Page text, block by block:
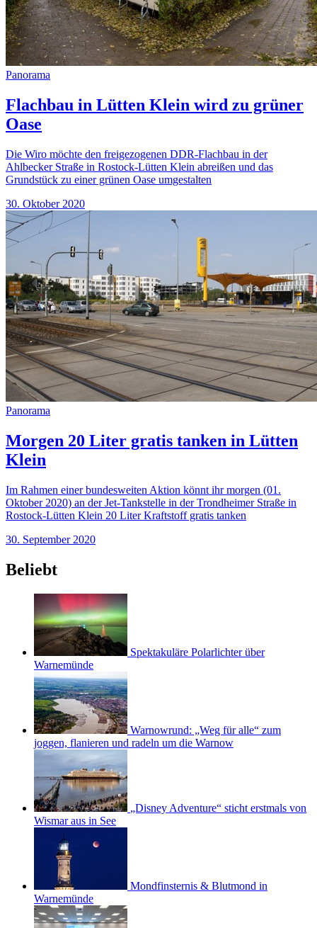
Panorama
Flachbau in Lütten Klein wird zu grüner
Oase
Die Wiro möchte den freigezogenen DDR-Flachbau in der
Ahlbecker Straße in Rostock-Lütten Klein abreißen und das
Grundstück zu einer grünen Oase umgestalten
30. Oktober 2020
Panorama
Morgen 20 Liter gratis tanken in Lütten
Klein
Im Rahmen einer bundesweiten Aktion könnt ihr morgen (01.
Oktober 2020) an der Jet-Tankstelle in der Trondheimer Straße in
Rostock-Lütten Klein 20 Liter Kraftstoff gratis tanken
30. September 2020
Beliebt
Spektakuläre Polarlichter über
Warnemünde
Warnowrund: „Weg für alle“ zum
joggen, flanieren und radeln um die Warnow
„Disney Adventure“ sticht erstmals von
Wismar aus in See
Mondfinsternis & Blutmond in
Warnemünde